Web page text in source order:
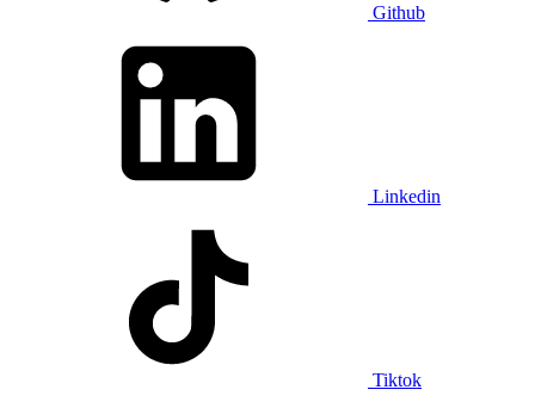
Github
Linkedin
Tiktok